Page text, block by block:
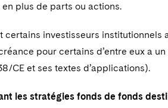
plus de parts ou actions.
certains investisseurs institutionnels
pour certains d’entre eux a
CE et ses textes d’applications).
les stratégies fonds de fonds